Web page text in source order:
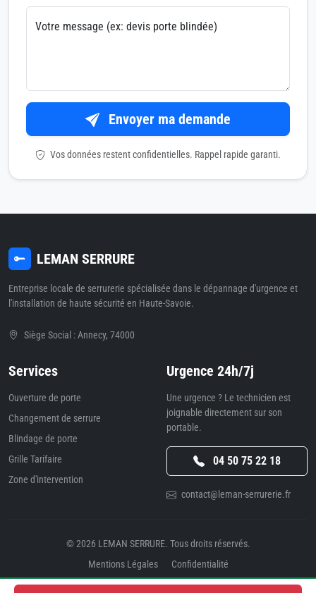
Votre message (ex: devis porte blindée)
Envoyer ma demande
Vos données restent confidentielles. Rappel rapide garanti.
LEMAN SERRURE
Entreprise locale de serrurerie spécialisée dans le dépannage d'urgence et
l'installation de haute sécurité en Haute-Savoie.
Siège Social : Annecy, 74000
Services
Ouverture de porte
Changement de serrure
Blindage de porte
Grille Tarifaire
Zone d'intervention
Urgence 24h/7j
Une urgence ? Le technicien est
joignable directement sur son
portable.
04 50 75 22 18
contact@leman-serrurerie.fr
© 2026 LEMAN SERRURE. Tous droits réservés.
Mentions Légales
Confidentialité